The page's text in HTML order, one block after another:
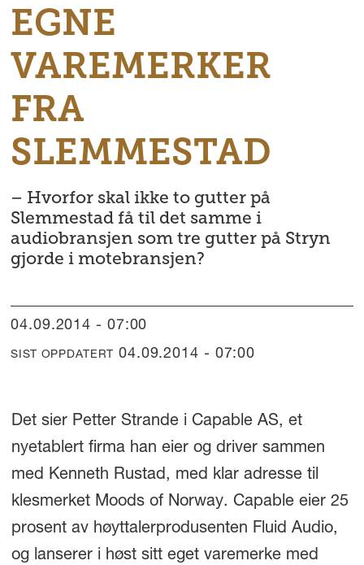
EGNE
VAREMERKER
FRA
SLEMMESTAD
– Hvorfor skal ikke to gutter på
Slemmestad få til det samme i
audiobransjen som tre gutter på Stryn
gjorde i motebransjen?
04.09.2014 - 07:00
SIST OPPDATERT 04.09.2014 - 07:00
Det sier Petter Strande i Capable AS, et
nyetablert firma han eier og driver sammen
med Kenneth Rustad, med klar adresse til
klesmerket Moods of Norway. Capable eier 25
prosent av høyttalerprodusenten Fluid Audio,
og lanserer i høst sitt eget varemerke med